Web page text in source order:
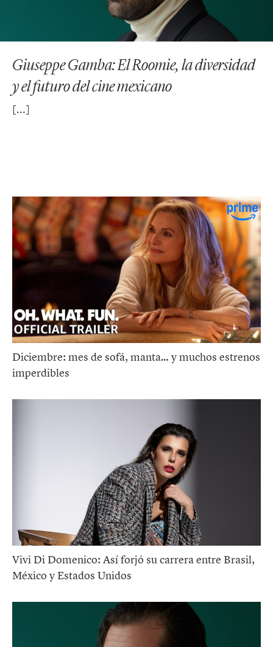
Giuseppe Gamba: El Roomie, la diversidad
y el futuro del cine mexicano
Diciembre: mes de sofá, manta… y muchos estrenos
imperdibles
Vivi Di Domenico: Así forjó su carrera entre Brasil,
México y Estados Unidos